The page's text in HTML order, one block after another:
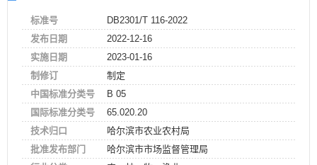
标准号
DB2301/T 116-2022
发布日期
2022-12-16
实施日期
2023-01-16
制修订
制定
中国标准分类号
B 05
国际标准分类号
65.020.20
技术归口
哈尔滨市农业农村局
批准发布部门
哈尔滨市市场监督管理局